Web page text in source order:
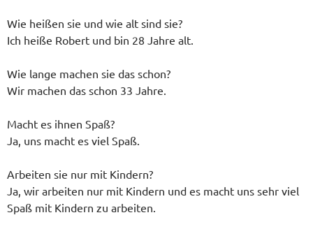
Wie heißen sie und wie alt sind sie?
Ich heiße Robert und bin 28 Jahre alt.
Wie lange machen sie das schon?
Wir machen das schon 33 Jahre.
Macht es ihnen Spaß?
Ja, uns macht es viel Spaß.
Arbeiten sie nur mit Kindern?
Ja, wir arbeiten nur mit Kindern und es macht uns sehr viel
Spaß mit Kindern zu arbeiten.